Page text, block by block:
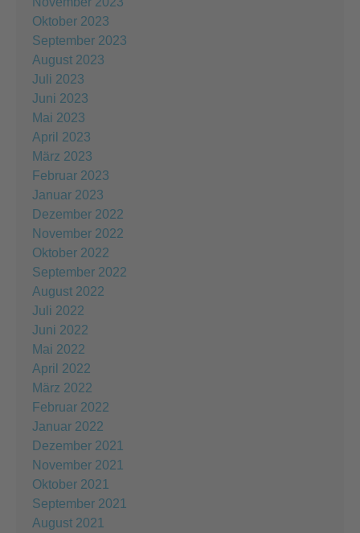
Oktober 2023
September 2023
August 2023
Juli 2023
Juni 2023
Mai 2023
April 2023
März 2023
Februar 2023
Januar 2023
Dezember 2022
November 2022
Oktober 2022
September 2022
August 2022
Juli 2022
Juni 2022
Mai 2022
April 2022
März 2022
Februar 2022
Januar 2022
Dezember 2021
November 2021
Oktober 2021
September 2021
August 2021